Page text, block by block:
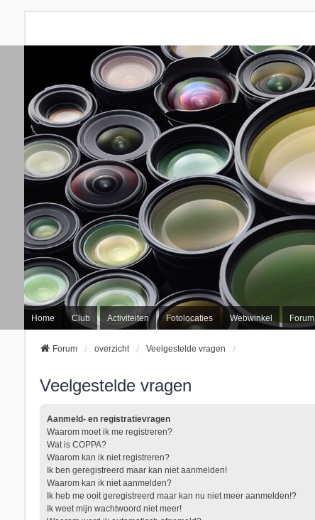
Home Club Activiteiten Fotolocaties Webwinkel Forum
Forum overzicht Veelgestelde vragen
Veelgestelde vragen
Aanmeld- en registratievragen
Waarom moet ik me registreren?
Wat is COPPA?
Waarom kan ik niet registreren?
Ik ben geregistreerd maar kan niet aanmelden!
Waarom kan ik niet aanmelden?
Ik heb me ooit geregistreerd maar kan nu niet meer aanmelden!?
Ik weet mijn wachtwoord niet meer!